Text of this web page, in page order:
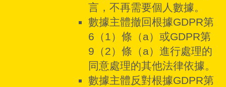
言，不再需要個人數據。
數據主體撤回根據GDPR第
6（1）條（a）或GDPR第
9（2）條（a）進行處理的
同意處理的其他法律依據。
數據主體反對根據GDPR第